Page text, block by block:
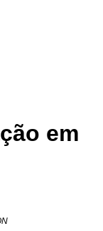
em